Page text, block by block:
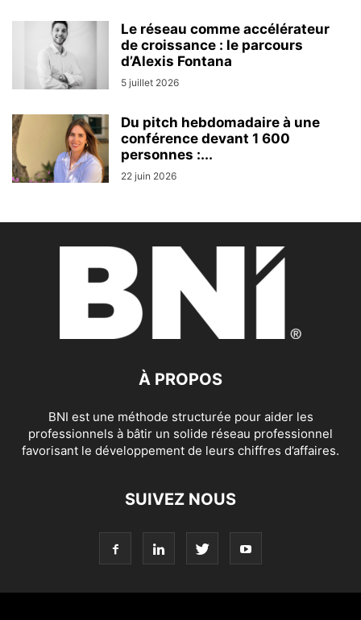
Le réseau comme accélérateur
de croissance : le parcours
d’Alexis Fontana
5 juillet 2026
Du pitch hebdomadaire à une
conférence devant 1 600
personnes :...
22 juin 2026
À PROPOS
BNI est une méthode structurée pour aider les
professionnels à bâtir un solide réseau professionnel
favorisant le développement de leurs chiffres d’affaires.
SUIVEZ NOUS